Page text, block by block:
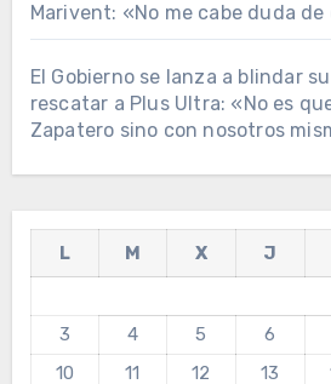
Marivent: «No me cabe duda
El Gobierno se lanza a blindar
rescatar a Plus Ultra: «No es
Zapatero sino con nosotros
L M X J
3
4 5 6
10
11 12 13